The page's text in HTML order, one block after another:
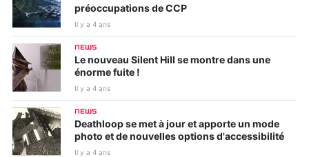
préoccupations de CCP
Il y a 4 ans
NEWS
Le nouveau Silent Hill se montre dans une
énorme fuite !
Il y a 4 ans
NEWS
Deathloop se met à jour et apporte un mode
photo et de nouvelles options d'accessibilité
Il y a 4 ans